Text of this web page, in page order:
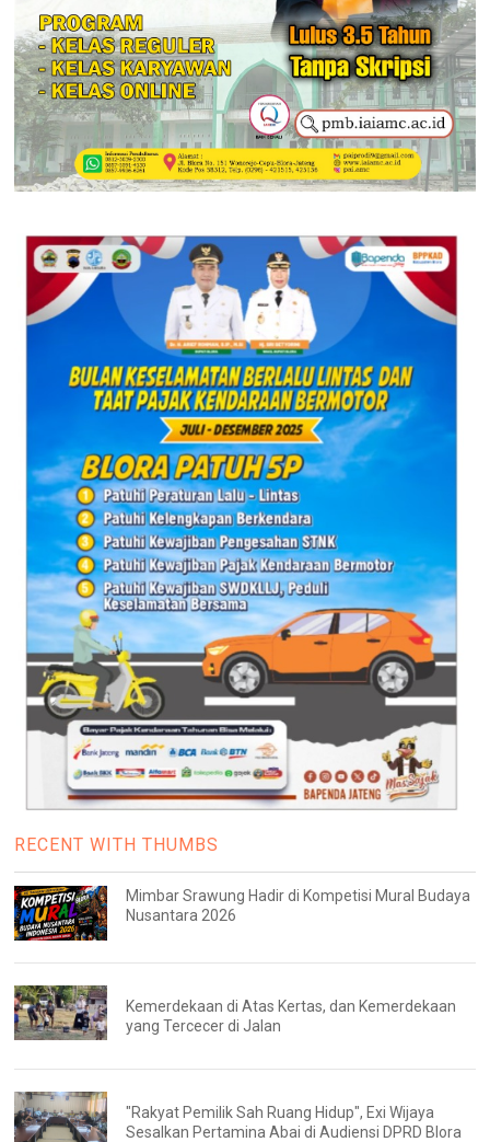
RECENT WITH THUMBS
Mimbar Srawung Hadir di Kompetisi Mural Budaya
Nusantara 2026
Kemerdekaan di Atas Kertas, dan Kemerdekaan
yang Tercecer di Jalan
"Rakyat Pemilik Sah Ruang Hidup", Exi Wijaya
Sesalkan Pertamina Abai di Audiensi DPRD Blora